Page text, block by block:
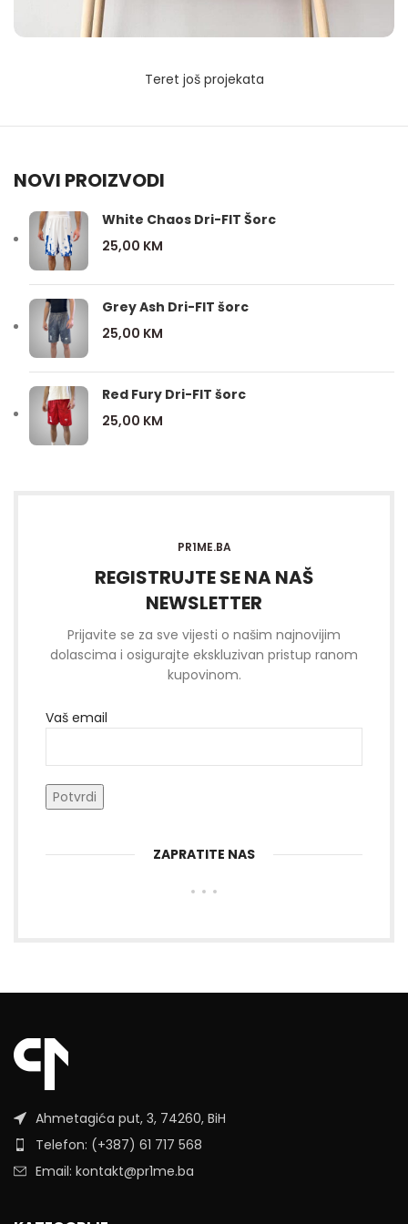
Teret još projekata
NOVI PROIZVODI
White Chaos Dri-FIT Šorc
25,00 KM
Grey Ash Dri-FIT šorc
25,00 KM
Red Fury Dri-FIT šorc
25,00 KM
PR1ME.BA
REGISTRUJTE SE NA NAŠ
NEWSLETTER
Prijavite se za sve vijesti o našim najnovijim
dolascima i osigurajte ekskluzivan pristup ranom
kupovinom.
Vaš email
ZAPRATITE NAS
Ahmetagića put, 3, 74260, BiH
Telefon: (+387) 61 717 568
Email: kontakt@pr1me.ba